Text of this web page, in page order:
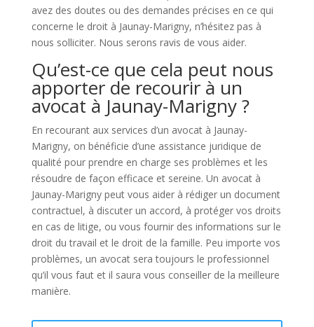
avez des doutes ou des demandes précises en ce qui
concerne le droit à Jaunay-Marigny, n’hésitez pas à
nous solliciter. Nous serons ravis de vous aider.
Qu’est-ce que cela peut nous
apporter de recourir à un
avocat à Jaunay-Marigny ?
En recourant aux services d’un avocat à Jaunay-
Marigny, on bénéficie d’une assistance juridique de
qualité pour prendre en charge ses problèmes et les
résoudre de façon efficace et sereine. Un avocat à
Jaunay-Marigny peut vous aider à rédiger un document
contractuel, à discuter un accord, à protéger vos droits
en cas de litige, ou vous fournir des informations sur le
droit du travail et le droit de la famille. Peu importe vos
problèmes, un avocat sera toujours le professionnel
qu’il vous faut et il saura vous conseiller de la meilleure
manière.